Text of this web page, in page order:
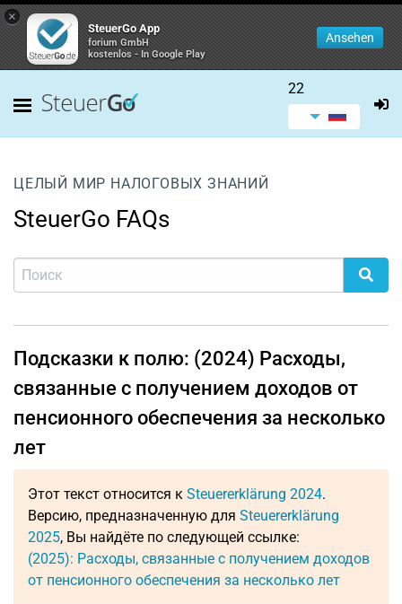
×
SteuerGo App
forium GmbH
kostenlos - In Google Play
Ansehen
22
ЦЕЛЫЙ МИР НАЛОГОВЫХ ЗНАНИЙ
SteuerGo FAQs
Подсказки к полю: (2024) Расходы,
связанные с получением доходов от
пенсионного обеспечения за несколько
лет
Этот текст относится к Steuererklärung 2024.
Версию, предназначенную для Steuererklärung
2025, Вы найдёте по следующей ссылке:
(2025): Расходы, связанные с получением доходов
от пенсионного обеспечения за несколько лет